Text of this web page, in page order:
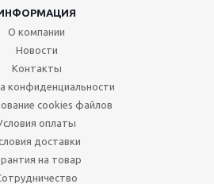
О компании
Новости
Контакты
конфиденциальности
cookies файлов
оплаты
доставки
на товар